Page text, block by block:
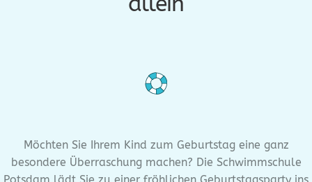
Möchten Sie Ihrem Kind zum Geburtstag eine ganz
besondere Überraschung machen? Die Schwimmschule